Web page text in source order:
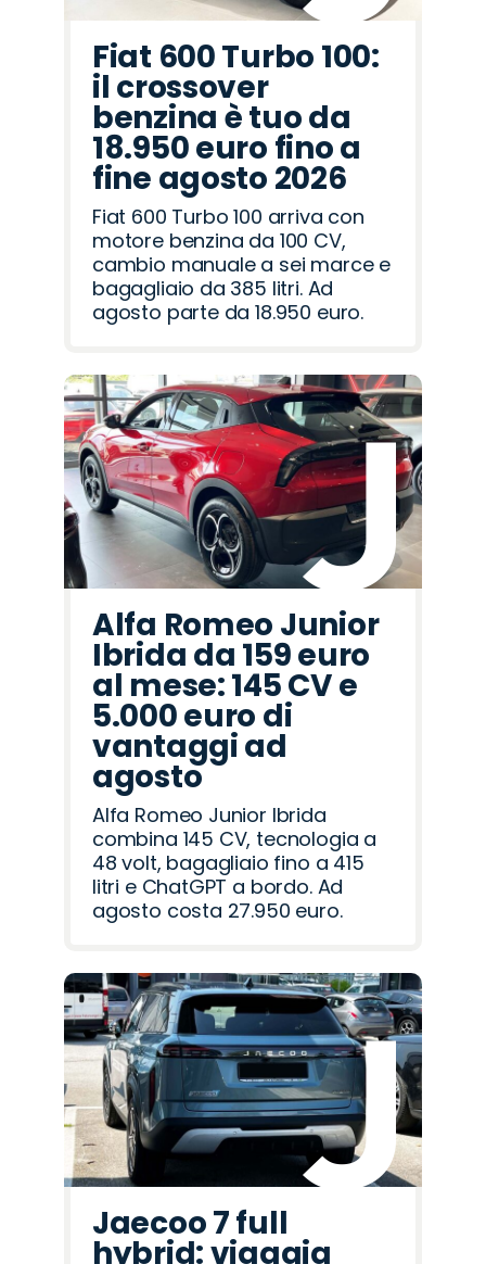
Fiat 600 Turbo 100:
il crossover
benzina è tuo da
18.950 euro fino a
fine agosto 2026
Fiat 600 Turbo 100 arriva con
motore benzina da 100 CV,
cambio manuale a sei marce e
bagagliaio da 385 litri. Ad
agosto parte da 18.950 euro.
Alfa Romeo Junior
Ibrida da 159 euro
al mese: 145 CV e
5.000 euro di
vantaggi ad
agosto
Alfa Romeo Junior Ibrida
combina 145 CV, tecnologia a
48 volt, bagagliaio fino a 415
litri e ChatGPT a bordo. Ad
agosto costa 27.950 euro.
Jaecoo 7 full
hybrid: viaggia